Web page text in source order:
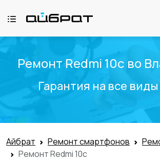
Ремонт Redmi 10c во
Гарантия на все виды
Айбрат Ремонт смартфонов
Ремонт Redmi 10c